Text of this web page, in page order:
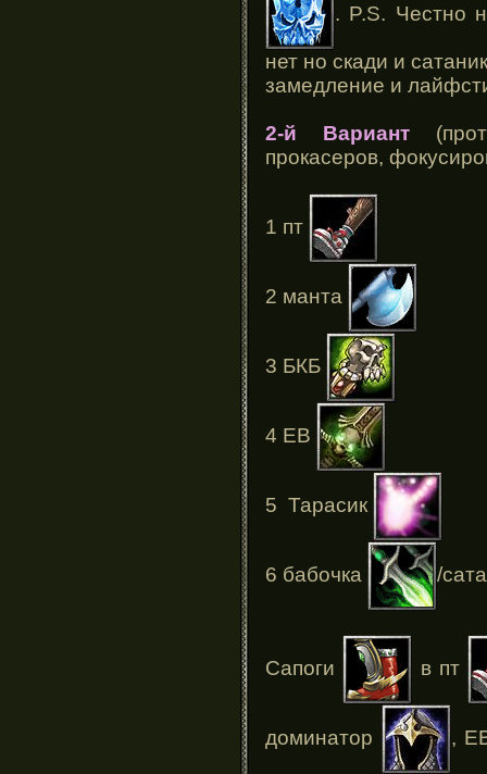
. P.S. Честно
нет но скади и
замедление и
2-й Вариант
прокасеров,
1 пт
2 манта
3 БКБ
4 ЕВ
5 Тарасик
6 бабочка /
Сапоги в пт
доминатор ,